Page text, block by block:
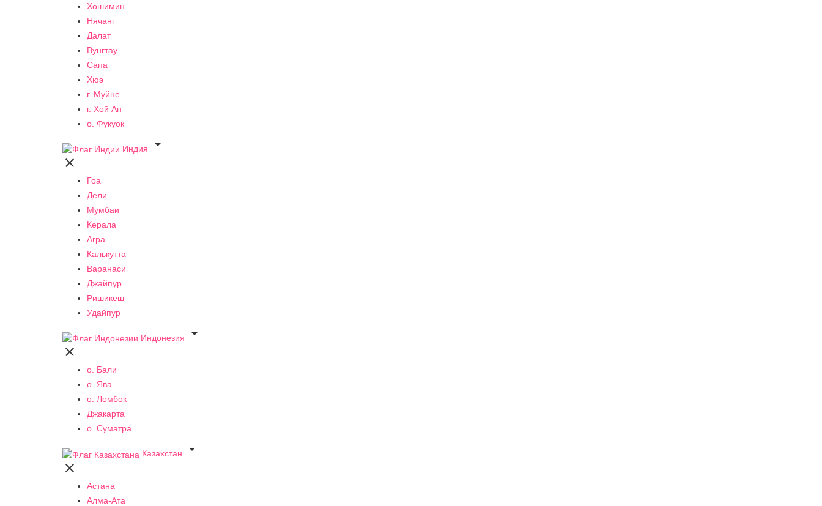
Хошимин
Нячанг
Далат
Вунгтау
Сапа
Хюэ
г. Муйне
г. Хой Ан
о. Фукуок
Индия


Гоа
Дели
Мумбаи
Керала
Агра
Калькутта
Варанаси
Джайпур
Ришикеш
Удайпур
Индонезия


о. Бали
о. Ява
о. Ломбок
Джакарта
о. Суматра
Казахстан


Астана
Алма-Ата